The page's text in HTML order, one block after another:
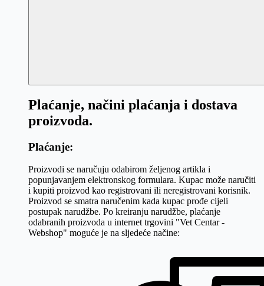
Plaćanje, načini plaćanja i dostava
proizvoda.
Plaćanje:
Proizvodi se naručuju odabirom željenog artikla i
popunjavanjem elektronskog formulara. Kupac može naručiti
i kupiti proizvod kao registrovani ili neregistrovani korisnik.
Proizvod se smatra naručenim kada kupac prođe cijeli
postupak narudžbe. Po kreiranju narudžbe, plaćanje
odabranih proizvoda u internet trgovini "Vet Centar -
Webshop" moguće je na sljedeće načine: